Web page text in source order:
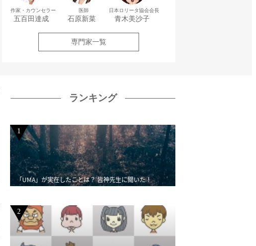
作家・カウンセラー
五百田達成
医師
石原新菜
日本ロリータ協会会長
青木美沙子
専門家一覧
ランキング
1
「UMA」が実在したことは？ 皆神先生に聞いた！
2